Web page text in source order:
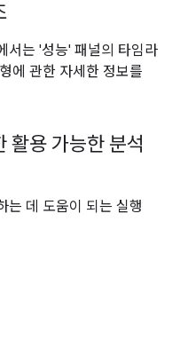
서는 '성능' 패널의 타임라
에 관한 자세한 정보를
활용 가능한 분석
는 데 도움이 되는 실행